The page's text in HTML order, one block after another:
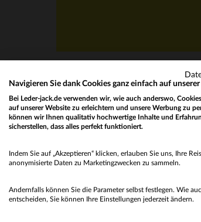
Erhalten Sie per E-Mail unsere
Navigieren Sie dank Cookies ganz einfach auf
Bei Leder-jack.de verwenden wir, wie auch anderswo,
auf unserer Website zu erleichtern und unsere Werbung zu
können wir Ihnen qualitativ hochwertige Inhalte und
sicherstellen, dass alles perfekt funktioniert.
Indem Sie auf „Akzeptieren“ klicken, erlauben Sie uns, Ihre
anonymisierte Daten zu Marketingzwecken zu sammeln.
Andernfalls können Sie die Parameter selbst festlegen. Wie
entscheiden, Sie können Ihre Einstellungen jederzeit ändern.